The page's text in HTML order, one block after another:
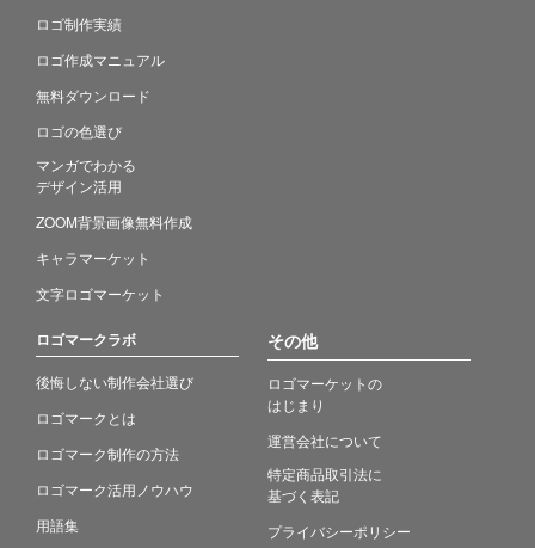
ロゴ制作実績
ロゴ作成マニュアル
無料ダウンロード
ロゴの色選び
マンガでわかる
デザイン活用
ZOOM背景画像無料作成
キャラマーケット
文字ロゴマーケット
ロゴマークラボ
後悔しない制作会社選び
ロゴマークとは
ロゴマーク制作の方法
ロゴマーク活用ノウハウ
用語集
その他
ロゴマーケットの
はじまり
運営会社について
特定商品取引法に
基づく表記
プライバシーポリシー